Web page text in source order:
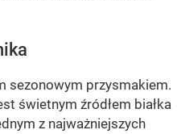
sezonowym przysmakiem.
świetnym źródłem białka
z najważniejszych